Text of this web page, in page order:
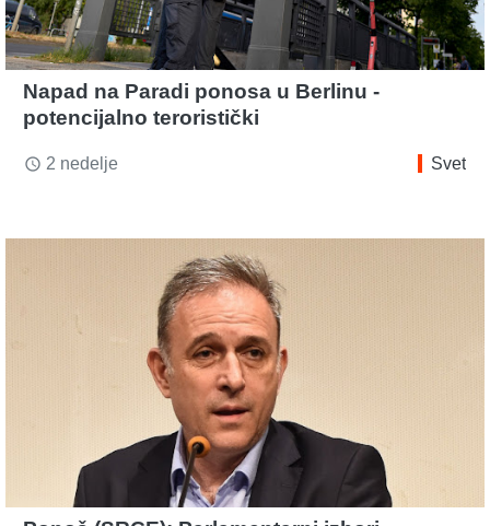
Napad na Paradi ponosa u Berlinu -
potencijalno teroristički
access_time 2 nedelje Svet